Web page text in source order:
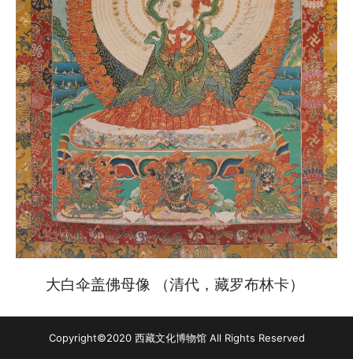
大白伞盖佛母像 （清代，藏罗布林卡）
Copyright©2020 西藏文化博物馆 All Rights Reserved